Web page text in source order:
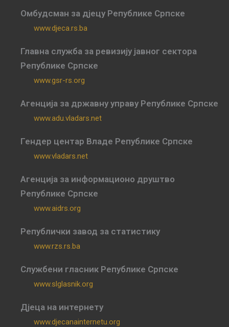
Омбудсман за дјецу Републике Српске
www.djeca.rs.ba
Главна служба за ревизију јавног сектора
Републике Српске
www.gsr-rs.org
Агенција за државну управу Републике Српске
www.adu.vladars.net
Гендер центар Владе Републике Српске
www.vladars.net
Агенција за информационо друштво
Републике Српске
www.aidrs.org
Републички завод за статистику
www.rzs.rs.ba
Службени гласник Републике Српске
www.slglasnik.org
Дјеца на интернету
www.djecanainternetu.org